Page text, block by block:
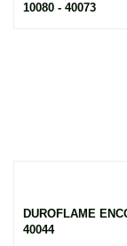
10080 - 40073
DUROFLAME
40044